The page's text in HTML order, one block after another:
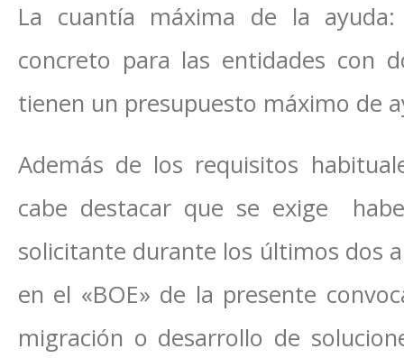
La cuantía máxima de la
concreto para las entidades con
tienen un presupuesto máximo de
Además de los requisitos
cabe destacar que se exige
solicitante durante los últimos dos
en el «BOE» de la presente
migración o desarrollo de